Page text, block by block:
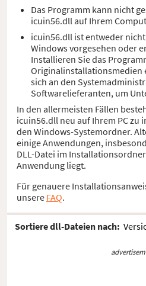
Das Programm kann nicht
icuin56.dll auf Ihrem
icuin56.dll ist entweder
Windows vorgesehen oder
Installieren Sie das
Originalinstallationsmedien
sich an den
Softwarelieferanten, um
In den allermeisten Fällen
icuin56.dll neu auf Ihrem PC zu
den Windows-Systemordner.
einige Anwendungen,
DLL-Datei im
Anwendung liegt.
Für genauere
unsere FAQ.
Sortiere dll-Dateien nach: